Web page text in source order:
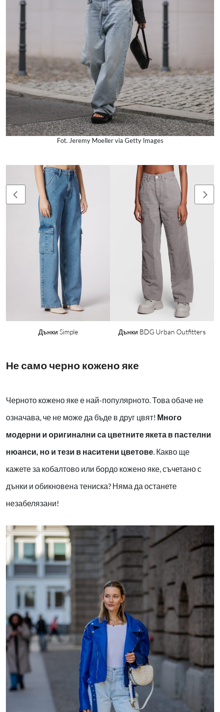
Fot. Jeremy Moeller via Getty Images
Дънки Simple Дънки BDG Urban Outfitters
Не само черно кожено яке
Черното кожено яке е най-популярното. Това обаче не
означава, че не може да бъде в друг цвят! Много
модерни и оригинални са цветните якета в пастелни
нюанси, но и тези в наситени цветове. Какво ще
кажете за кобалтово или бордо кожено яке, съчетано с
дънки и обикновена тениска? Няма да останете
незабелязани!